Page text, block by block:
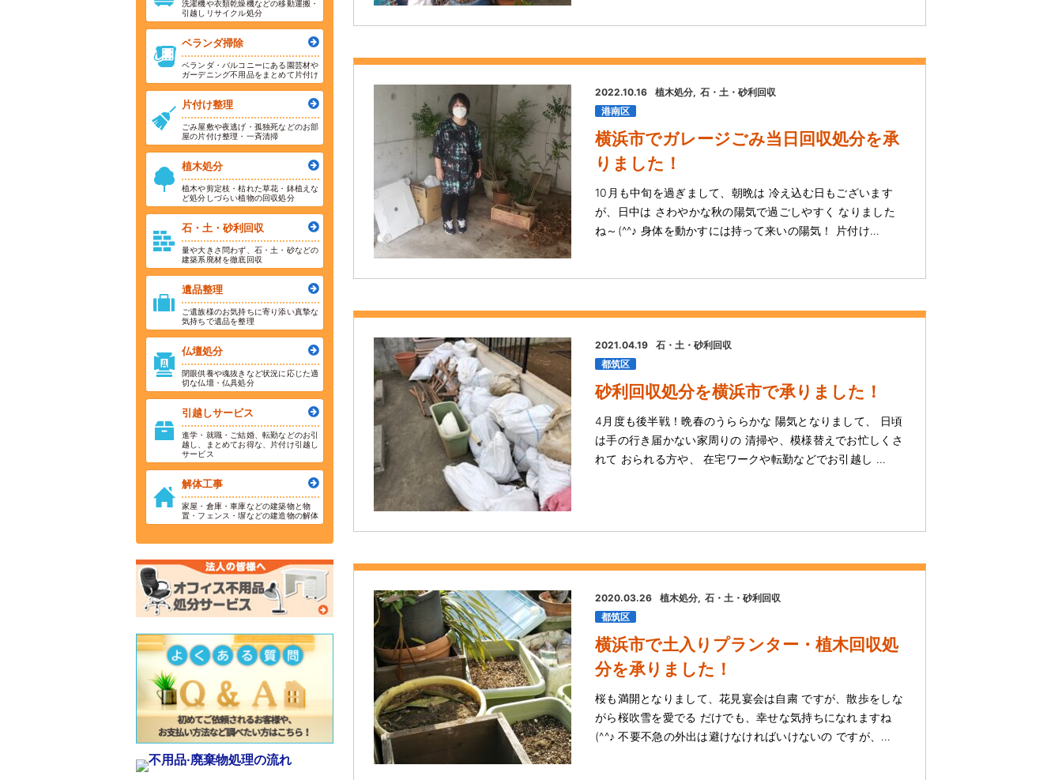
2022.10.16 植木処分 石・土・砂利回収
港南区
横浜市でガレージごみ当日回収処分を承
りました！
10月も中旬を過ぎまして、朝晩は 冷え込む日もございます
が、日中は さわやかな秋の陽気で過ごしやすく なりました
ね～(^^♪ 身体を動かすには持って来いの陽気！ 片付け…
2021.04.19
石・土・砂利回収
都筑区
砂利回収処分を横浜市で承りました！
4月度も後半戦！晩春のうららかな 陽気となりまして、 日頃
は手の行き届かない家周りの 清掃や、模様替えでお忙しくさ
れて おられる方や、 在宅ワークや転勤などでお引越し …
2020.03.26 植木処分 石・土・砂利回収
都筑区
横浜市で土入りプランター・植木回収処
分を承りました！
桜も満開となりまして、花見宴会は自粛 ですが、散歩をしな
がら桜吹雪を愛でる だけでも、幸せな気持ちになれますね
(^^♪ 不要不急の外出は避けなければいけないの ですが、…
洗濯機や衣類乾燥機などの移動運搬・
引越しリサイクル処分
ベランダ掃除
ベランダ・バルコニーにある園芸材や
ガーデニング不用品をまとめて片付け
片付け整理
ごみ屋敷や夜逃げ・孤独死などのお部
屋の片付け整理・一斉清掃
植木処分
植木や剪定枝・枯れた草花・鉢植えな
ど処分しづらい植物の回収処分
石・土・砂利回収
量や大きさ問わず、石・土・砂などの
建築系廃材を徹底回収
遺品整理
ご遺族様のお気持ちに寄り添い真摯な
気持ちで遺品を整理
仏壇処分
閉眼供養や魂抜きなど状況に応じた適
切な仏壇・仏具処分
引越しサービス
進学・就職・ご結婚、転勤などのお引
越し、まとめてお得な、片付け引越し
サービス
解体工事
家屋・倉庫・車庫などの建築物と物
置・フェンス・塀などの建造物の解体